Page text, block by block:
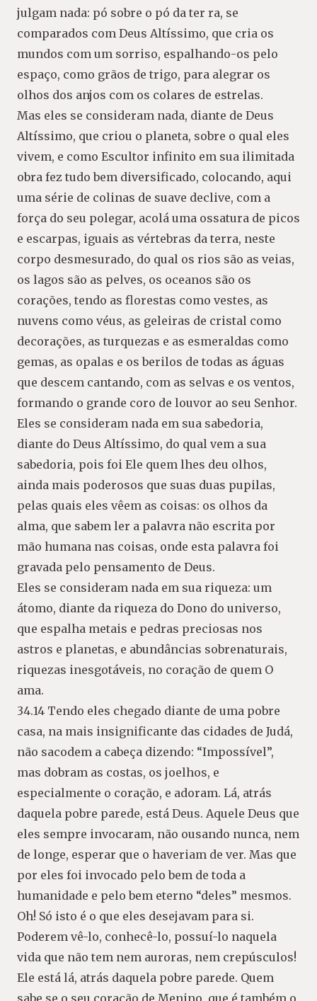
julgam nada: pó sobre o pó da ter ra, se
comparados com Deus Altíssimo, que cria os
mundos com um sorriso, espalhando-os pelo
espaço, como grãos de trigo, para alegrar os
olhos dos anjos com os colares de estrelas.
Mas eles se consideram nada, diante de Deus
Altíssimo, que criou o planeta, sobre o qual eles
vivem, e como Escultor infinito em sua ilimitada
obra fez tudo bem diversificado, colocando, aqui
uma série de colinas de suave declive, com a
força do seu polegar, acolá uma ossatura de picos
e escarpas, iguais as vértebras da terra, neste
corpo desmesurado, do qual os rios são as veias,
os lagos são as pelves, os oceanos são os
corações, tendo as florestas como vestes, as
nuvens como véus, as geleiras de cristal como
decorações, as turquezas e as esmeraldas como
gemas, as opalas e os berilos de todas as águas
que descem cantando, com as selvas e os ventos,
formando o grande coro de louvor ao seu Senhor.
Eles se consideram nada em sua sabedoria,
diante do Deus Altíssimo, do qual vem a sua
sabedoria, pois foi Ele quem lhes deu olhos,
ainda mais poderosos que suas duas pupilas,
pelas quais eles vêem as coisas: os olhos da
alma, que sabem ler a palavra não escrita por
mão humana nas coisas, onde esta palavra foi
gravada pelo pensamento de Deus.
Eles se consideram nada em sua riqueza: um
átomo, diante da riqueza do Dono do universo,
que espalha metais e pedras preciosas nos
astros e planetas, e abundâncias sobrenaturais,
riquezas inesgotáveis, no coração de quem O
ama.
34.14 Tendo eles chegado diante de uma pobre
casa, na mais insignificante das cidades de Judá,
não sacodem a cabeça dizendo: “Impossível”,
mas dobram as costas, os joelhos, e
especialmente o coração, e adoram. Lá, atrás
daquela pobre parede, está Deus. Aquele Deus que
eles sempre invocaram, não ousando nunca, nem
de longe, esperar que o haveriam de ver. Mas que
por eles foi invocado pelo bem de toda a
humanidade e pelo bem eterno “deles” mesmos.
Oh! Só isto é o que eles desejavam para si.
Poderem vê-lo, conhecê-lo, possuí-lo naquela
vida que não tem nem auroras, nem crepúsculos!
Ele está lá, atrás daquela pobre parede. Quem